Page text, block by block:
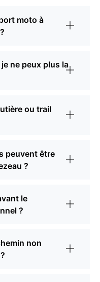
moto à
ne peux plus la
ou trail
peuvent être
?
le
?
non